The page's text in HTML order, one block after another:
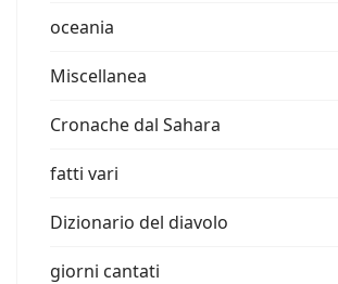
oceania
Miscellanea
Cronache dal Sahara
fatti vari
Dizionario del diavolo
giorni cantati